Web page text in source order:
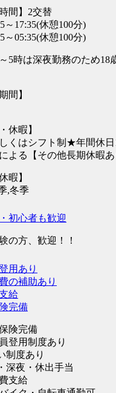
間】2交替
～17:35(休憩100分)
～05:35(休憩100分)
5時は深夜勤務のため18
間】
休暇】
くはシフト制★年間休
よる【その他長期休暇あ
暇】
,冬季
初心者も歓迎
の方、歓迎！！
用あり
の補助あり
給
完備
険完備
登用制度あり
制度あり
深夜・休出手当
支給